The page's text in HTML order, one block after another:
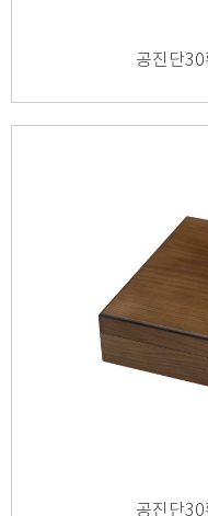
공진단
공진단